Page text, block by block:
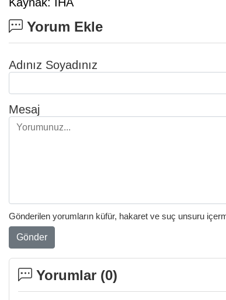
Yorum Ekle
Adınız Soyadınız
Mesaj
Gönderilen yorumların küfür, hakaret ve suç unsuru
Gönder
Yorumlar (0)